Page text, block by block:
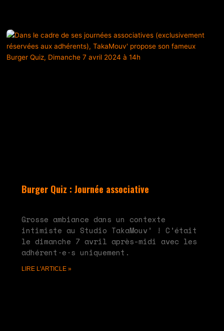
Burger Quiz : Journée associative
Grosse ambiance dans un contexte
intimiste au Studio TakaMouv’ ! C’était
le dimanche 7 avril après-midi avec les
adhérent·e·s uniquement.
LIRE L'ARTICLE »